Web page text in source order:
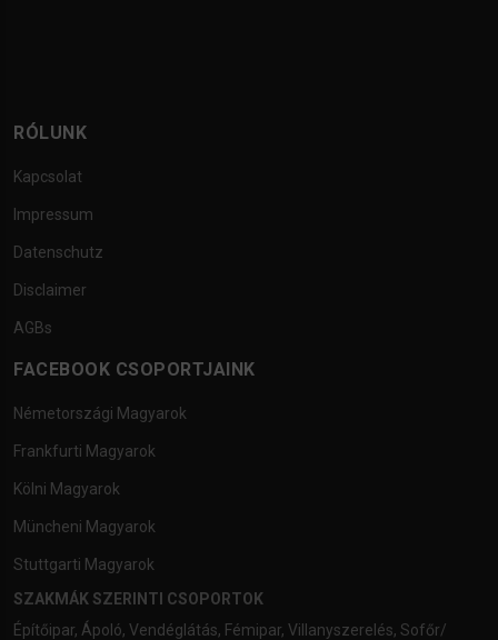
RÓLUNK
Kapcsolat
Impressum
Datenschutz
Disclaimer
AGBs
FACEBOOK CSOPORTJAINK
Németországi Magyarok
Frankfurti Magyarok
Kölni Magyarok
Müncheni Magyarok
Stuttgarti Magyarok
SZAKMÁK SZERINTI CSOPORTOK
Építőipar, Ápoló, Vendéglátás, Fémipar, Villanyszerelés, Sofőr/